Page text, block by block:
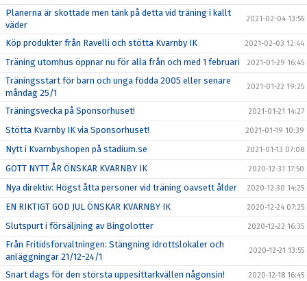
Planerna är skottade men tänk på detta vid träning i kallt
väder
2021-02-04 13:55
Köp produkter från Ravelli och stötta Kvarnby IK 2021-02-03 12:44
Träning utomhus öppnar nu för alla från och med 1 februari 2021-01-29 16:45
Träningsstart för barn och unga födda 2005 eller senare
måndag 25/1
2021-01-22 19:25
Träningsvecka på Sponsorhuset! 2021-01-21 14:27
Stötta Kvarnby IK via Sponsorhuset! 2021-01-19 10:39
Nytt i Kvarnbyshopen på stadium.se 2021-01-13 07:08
GOTT NYTT ÅR ÖNSKAR KVARNBY IK 2020-12-31 17:50
Nya direktiv: Högst åtta personer vid träning oavsett ålder 2020-12-30 14:25
EN RIKTIGT GOD JUL ÖNSKAR KVARNBY IK 2020-12-24 07:25
Slutspurt i försäljning av Bingolotter 2020-12-22 16:35
Från Fritidsförvaltningen: Stängning idrottslokaler och
anläggningar 21/12-24/1
2020-12-21 13:55
Snart dags för den största uppesittarkvällen någonsin! 2020-12-18 16:45